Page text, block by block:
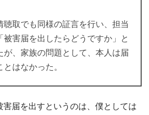
聴取でも同様の証言を行い、担当
被害届を出したらどうですか」と
が、家族の問題として、本人は届
はなかった。
害届を出すというのは、僕としては